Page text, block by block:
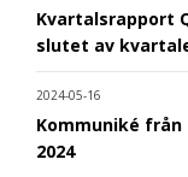
Kvartalsrapport
slutet av
2024-05-16
Kommuniké från
2024